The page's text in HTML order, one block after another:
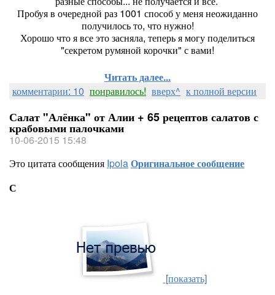
Пробуя в очередной раз 1001 способ у меня неожиданно
получилось то, что нужно!
Хорошо что я все это засняла, теперь я могу поделиться
"секретом румяной корочки" с вами!
Читать далее...
комментарии: 10 понравилось! вверх^ к полной версии
Салат "Алёнка" от Алии + 65 рецептов салатов с
крабовыми палочками
10-06-2015 15:48
Это цитата сообщения IpolaОригинальное сообщение
С
[показать]